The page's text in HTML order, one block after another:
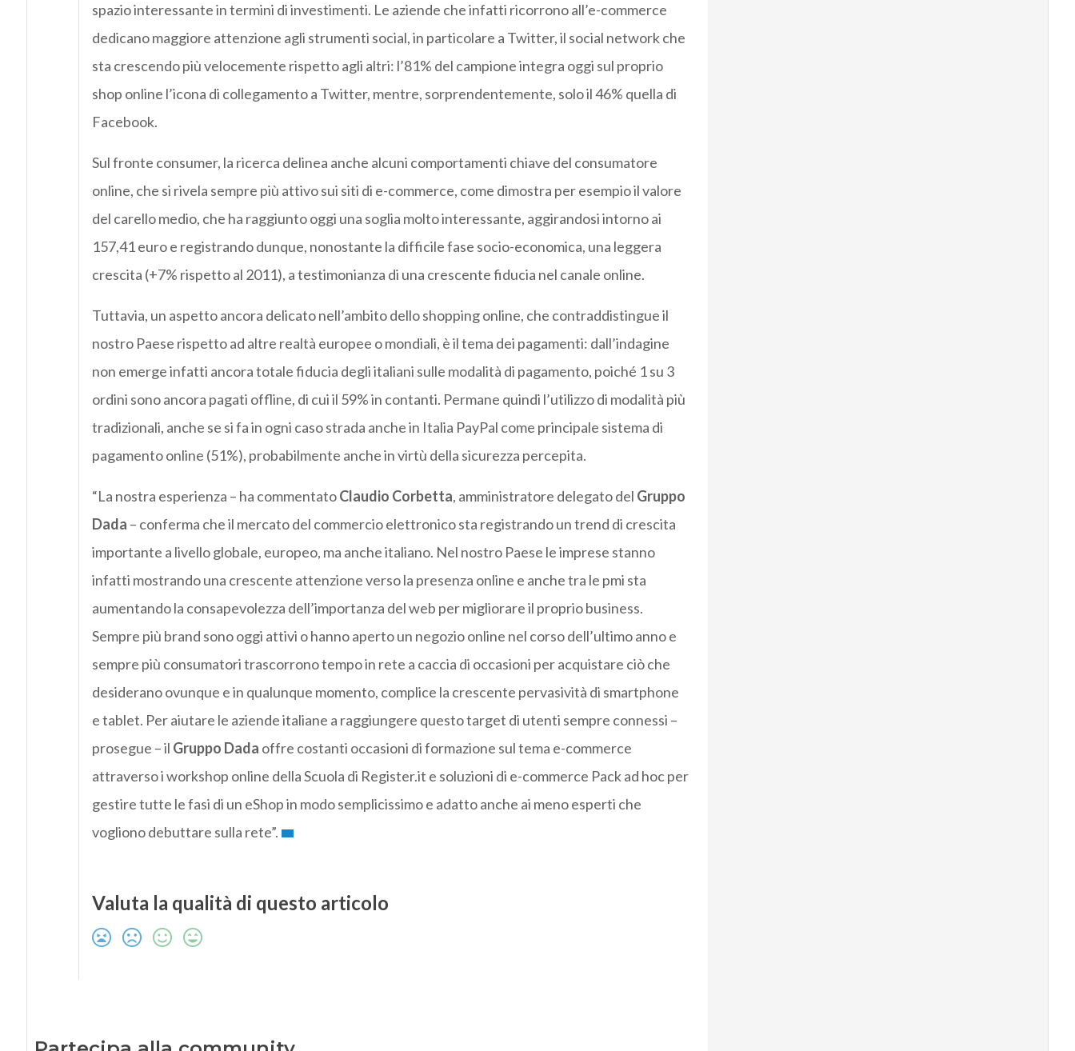
spazio interessante in termini di investimenti. Le aziende che infatti ricorrono all’e-commerce
dedicano maggiore attenzione agli strumenti social, in particolare a Twitter, il social network che
sta crescendo più velocemente rispetto agli altri: l’81% del campione integra oggi sul proprio
shop online l’icona di collegamento a Twitter, mentre, sorprendentemente, solo il 46% quella di
Facebook.
Sul fronte consumer, la ricerca delinea anche alcuni comportamenti chiave del consumatore
online, che si rivela sempre più attivo sui siti di e-commerce, come dimostra per esempio il valore
del carello medio, che ha raggiunto oggi una soglia molto interessante, aggirandosi intorno ai
157,41 euro e registrando dunque, nonostante la difficile fase socio-economica, una leggera
crescita (+7% rispetto al 2011), a testimonianza di una crescente fiducia nel canale online.
Tuttavia, un aspetto ancora delicato nell’ambito dello shopping online, che contraddistingue il
nostro Paese rispetto ad altre realtà europee o mondiali, è il tema dei pagamenti: dall’indagine
non emerge infatti ancora totale fiducia degli italiani sulle modalità di pagamento, poiché 1 su 3
ordini sono ancora pagati offline, di cui il 59% in contanti. Permane quindi l’utilizzo di modalità più
tradizionali, anche se si fa in ogni caso strada anche in Italia PayPal come principale sistema di
pagamento online (51%), probabilmente anche in virtù della sicurezza percepita.
“La nostra esperienza – ha commentatoClaudio Corbetta, amministratore delegato del Gruppo
Dada – conferma che il mercato del commercio elettronico sta registrando un trend di crescita
importante a livello globale, europeo, ma anche italiano. Nel nostro Paese le imprese stanno
infatti mostrando una crescente attenzione verso la presenza online e anche tra le pmi sta
aumentando la consapevolezza dell’importanza del web per migliorare il proprio business.
Sempre più brand sono oggi attivi o hanno aperto un negozio online nel corso dell’ultimo anno e
sempre più consumatori trascorrono tempo in rete a caccia di occasioni per acquistare ciò che
desiderano ovunque e in qualunque momento, complice la crescente pervasività di smartphone
e tablet. Per aiutare le aziende italiane a raggiungere questo target di utenti sempre connessi –
prosegue – il Gruppo Dada offre costanti occasioni di formazione sul tema e-commerce
attraverso i workshop online della Scuola di Register.it e soluzioni di e-commerce Pack ad hoc per
gestire tutte le fasi di un eShop in modo semplicissimo e adatto anche ai meno esperti che
vogliono debuttare sulla rete”.
Valuta la qualità di questo articolo